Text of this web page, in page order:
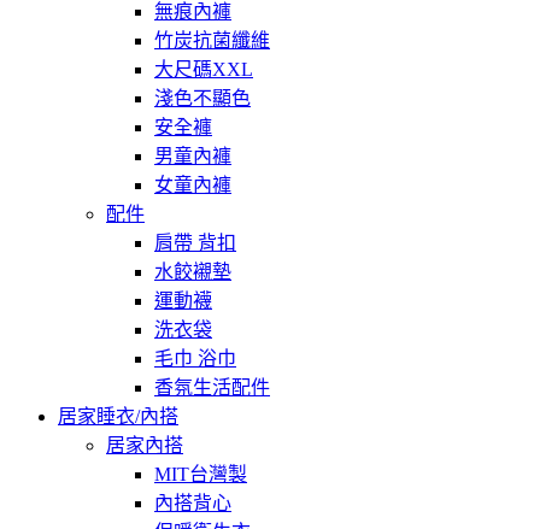
無痕內褲
竹炭抗菌纖維
大尺碼XXL
淺色不顯色
安全褲
男童內褲
女童內褲
配件
肩帶 背扣
水餃襯墊
運動襪
洗衣袋
毛巾 浴巾
香氛生活配件
居家睡衣/內搭
居家內搭
MIT台灣製
內搭背心